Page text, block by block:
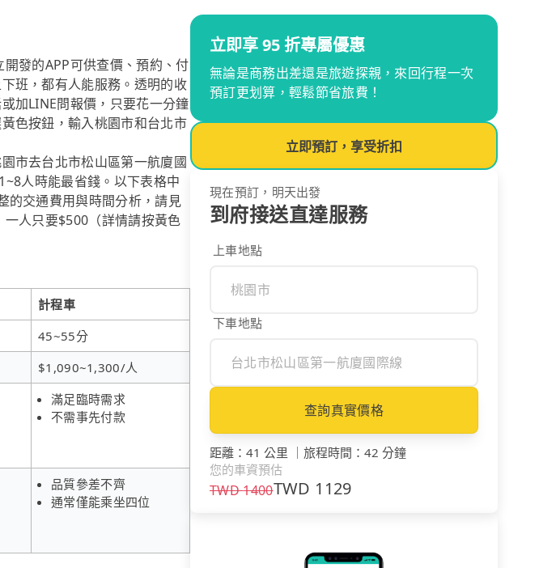
發的APP可供查價、預約、付
班，都有人能服務。透明的收
加LINE問報價，只要花一分鐘
色按鈕，輸入桃園市和台北市
市去台北市松山區第一航廈國
人時能最省錢。以下表格中
的交通費用與時間分析，請見
人只要$500（詳情請按黃色
計程車
45~55分
$1,090~1,300/人
滿足臨時需求
不需事先付款
品質參差不齊
通常僅能乘坐四位
立即享 95 折專屬優惠
無論是商務出差還是旅遊探親，來回行程一次
預訂更划算，輕鬆節省旅費！
立即預訂，享受折扣
現在預訂，明天出發
到府接送直達服務
上車地點
下車地點
查詢真實價格
距離 ： 41 公里 ｜ 旅程時間 ： 42 分鐘
您的車資預估
TWD1400TWD 1129